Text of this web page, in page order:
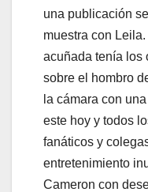
una publicación
muestra con
acuñada tenía los
sobre el hombro
la cámara con
este hoy y todos
fanáticos y
entretenimiento
Cameron con